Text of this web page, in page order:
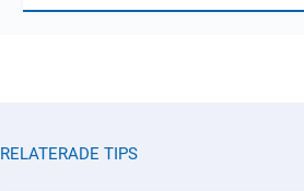
RELATERADE TIPS